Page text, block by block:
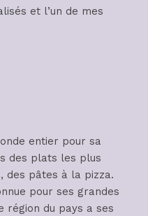
et l’un de mes
entier pour sa
des plats les plus
des pâtes à la pizza.
pour ses grandes
région du pays a ses